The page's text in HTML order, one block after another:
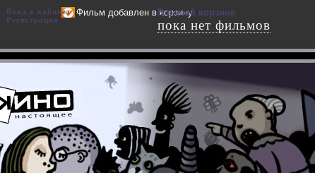
Фильм добавлен в корзину
Вход в кабинет
Регистрация
В вашей корзине
пока нет фильмов